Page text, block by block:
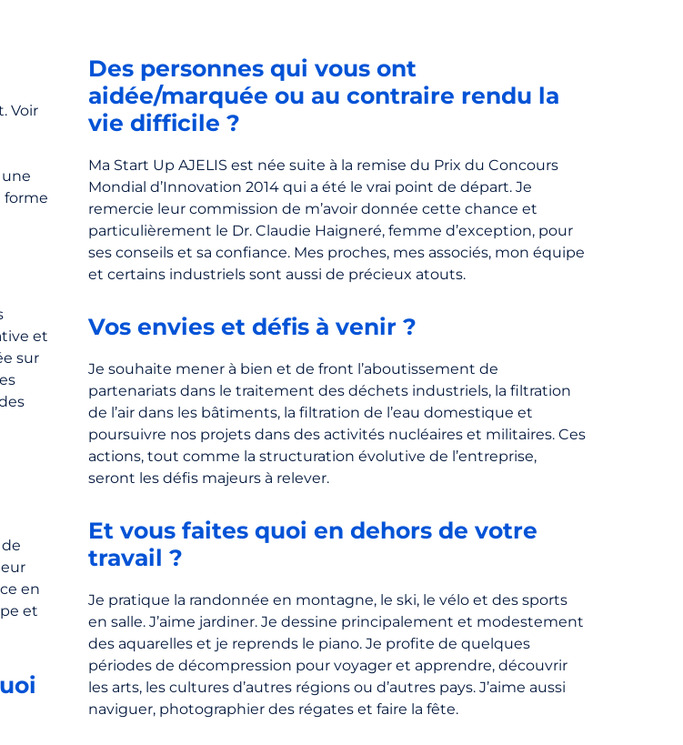
Voir
forme
et
sur
en
et
Des personnes qui vous ont
aidée/marquée ou au contraire rendu la
vie difficile ?
Ma Start Up AJELIS est née suite à la remise du Prix du Concours
Mondial d’Innovation 2014 qui a été le vrai point de départ. Je
remercie leur commission de m’avoir donnée cette chance et
particulièrement le Dr. Claudie Haigneré, femme d’exception, pour
ses conseils et sa confiance. Mes proches, mes associés, mon équipe
et certains industriels sont aussi de précieux atouts.
Vos envies et défis à venir ?
Je souhaite mener à bien et de front l’aboutissement de
partenariats dans le traitement des déchets industriels, la filtration
de l’air dans les bâtiments, la filtration de l’eau domestique et
poursuivre nos projets dans des activités nucléaires et militaires. Ces
actions, tout comme la structuration évolutive de l’entreprise,
seront les défis majeurs à relever.
Et vous faites quoi en dehors de votre
travail ?
Je pratique la randonnée en montagne, le ski, le vélo et des sports
en salle. J’aime jardiner. Je dessine principalement et modestement
des aquarelles et je reprends le piano. Je profite de quelques
périodes de décompression pour voyager et apprendre, découvrir
les arts, les cultures d’autres régions ou d’autres pays. J’aime aussi
naviguer, photographier des régates et faire la fête.